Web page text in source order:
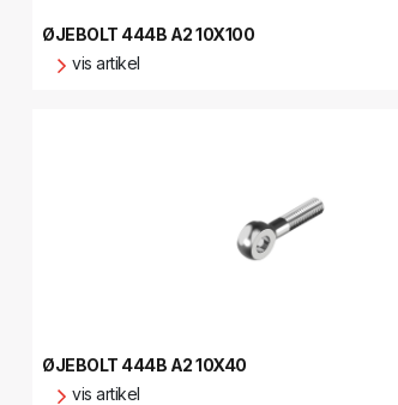
ØJEBOLT 444B A2 10X100
vis artikel
ØJEBOLT 444B A2 10X40
vis artikel